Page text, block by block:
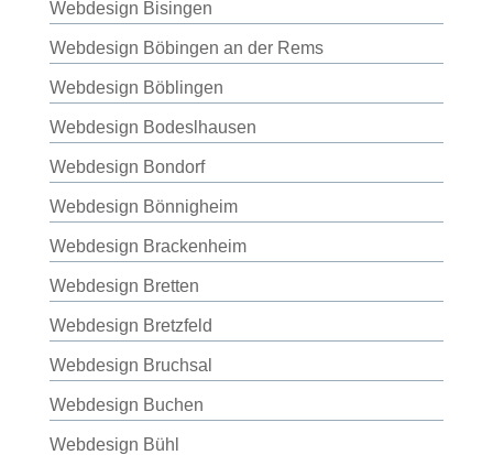
Webdesign Bisingen
Webdesign Böbingen an der Rems
Webdesign Böblingen
Webdesign Bodeslhausen
Webdesign Bondorf
Webdesign Bönnigheim
Webdesign Brackenheim
Webdesign Bretten
Webdesign Bretzfeld
Webdesign Bruchsal
Webdesign Buchen
Webdesign Bühl